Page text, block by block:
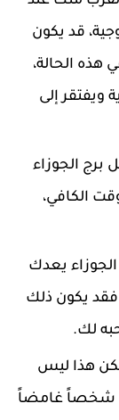
قد يكون
هذه الحالة،
إلى
برج الجوزاء
الكافي،
الجوزاء يعدك
فقد يكون ذلك
لك.
هذا ليس
شخصاً غامضاً